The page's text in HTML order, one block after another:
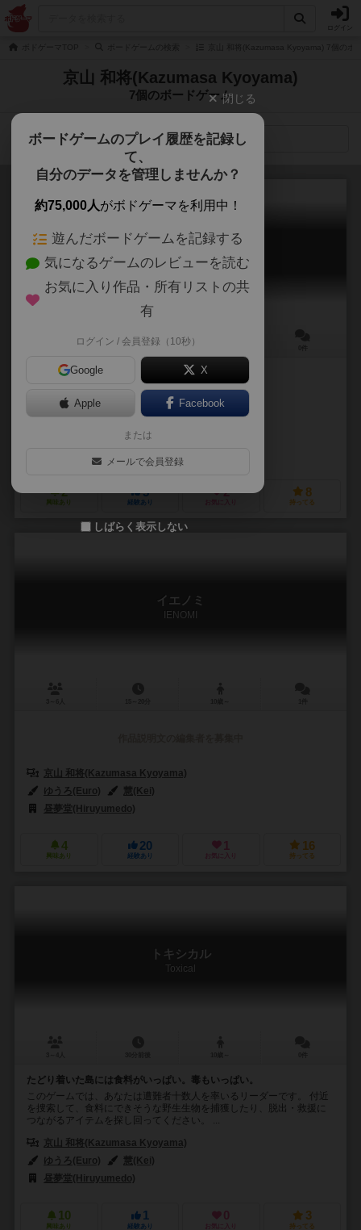
ログイン
京山 和将(Kazumasa Kyoyama)
7個のボードゲーム
検索メニュー
縁ノ日
Enishi no Hi
20～30分
作品説明文の編集者を募集中
京山 和将(Kazumasa Kyoyama)
慧(Kei)
昼夢堂(Hiruyumedo)
2
興味あり
5
経験あり
2
お気に入り
8
持ってる
イエノミ
IENOMI
京山 和将(Kazumasa Kyoyama)
ゆうろ(Euro)
慧(Kei)
昼夢堂(Hiruyumedo)
4
興味あり
20
経験あり
1
お気に入り
16
持ってる
トキシカル
Toxical
たどり着いた島には食料がいっぱい。毒もいっぱい。
このゲームでは、あなたは遭難者十数人を率いるリーダーです。 付近
を捜索して、食料にできそうな野生生物を捕獲したり、脱出・救援に
つながるアイテムを探し回ってください。 ...
京山 和将(Kazumasa Kyoyama)
ゆうろ(Euro)
慧(Kei)
昼夢堂(Hiruyumedo)
10
興味あり
1
経験あり
0
お気に入り
3
持ってる
閉じる
ボードゲームのプレイ履歴を記録し
て、
自分のデータを管理しませんか？
約75,000人がボドゲーマを利用中！
遊んだボードゲームを記録する
気になるゲームのレビューを読む
お気に入り作品・所有リストの共
有
ログイン / 会員登録（10秒）
Google X
Apple Facebook
または
メールで会員登録
しばらく表示しない